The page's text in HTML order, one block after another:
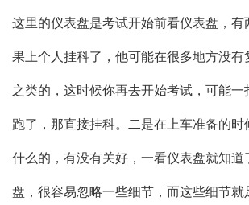
这里的仪表盘是考试开始前看仪表盘，有
果上个人挂科了，他可能在很多地方没有
之类的，这时候你再去开始考试，可能一
跑了，那直接挂科。二是在上车准备的时
什么的，有没有关好，一看仪表盘就知道
盘，很容易忽略一些细节，而这些细节就